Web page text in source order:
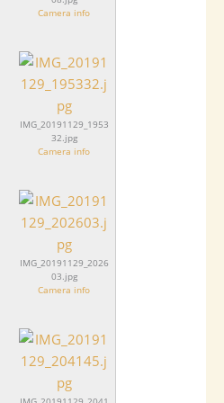
Camera info
IMG_20191129_1953
32.jpg
Camera info
IMG_20191129_2026
03.jpg
Camera info